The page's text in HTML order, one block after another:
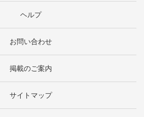
ヘルプ
お問い合わせ
掲載のご案内
サイトマップ